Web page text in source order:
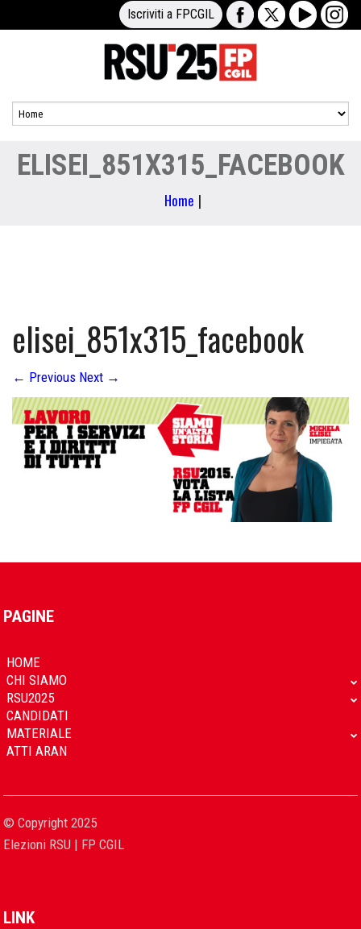
Iscriviti a FPCGIL
ELISEI_851X315_FACEBOOK
Home |
elisei_851x315_facebook
← Previous Next →
PAGINE
HOME
CHI SIAMO
RSU2025
CANDIDATI
MATERIALE
ATTI ARAN
© Copyright 2025
Elezioni RSU | FP CGIL
LINK